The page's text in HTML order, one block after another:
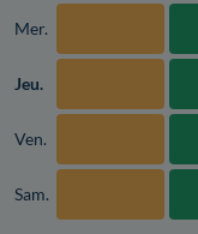
Mer.
Jeu.
Ven.
Sam.